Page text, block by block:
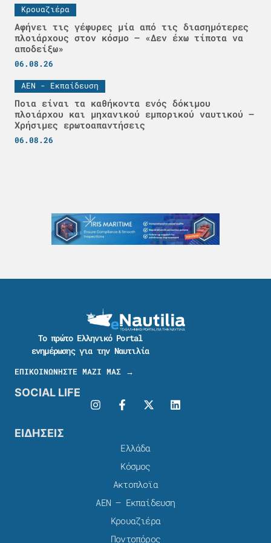
Κρουαζιέρα
Αφήνει τις γέφυρες μία από τις διασημότερες
πλοιάρχους στον κόσμο – «Δεν έχω τίποτα να
αποδείξω»
06.08.26
ΑΕΝ - Εκπαίδευση
Ποια είναι τα καθήκοντα ενός δόκιμου
πλοιάρχου και μηχανικού εμπορικού ναυτικού –
Χρήσιμες ερωτοαπαντήσεις
06.08.26
Το πρώτο Ελληνικό Portal
ενημέρωσης για την Ναυτιλία
ΕΠΙΚΟΙΝΩΝΗΣΤΕ ΜΑΖΙ ΜΑΣ →
SOCIAL LIFE
ΕΙΔΗΣΕΙΣ
Ελλάδα
Κόσμος
Ακτοπλοϊα
ΑΕΝ – Εκπαίδευση
Κρουαζιέρα
Ποντοπόρος